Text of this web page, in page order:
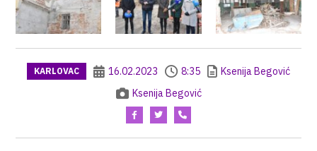
KARLOVAC 16.02.2023 8:35
Ksenija Begović
Ksenija Begović